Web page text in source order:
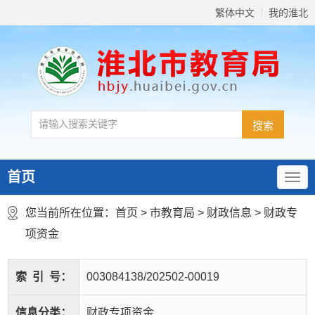
繁体中文 我的淮北
首页
您当前所在位置： 首页 > 市教育局 > 财政信息 > 财政专
项资金
索 引 号： 003084138/202502-00019
信息分类： 财政专项资金